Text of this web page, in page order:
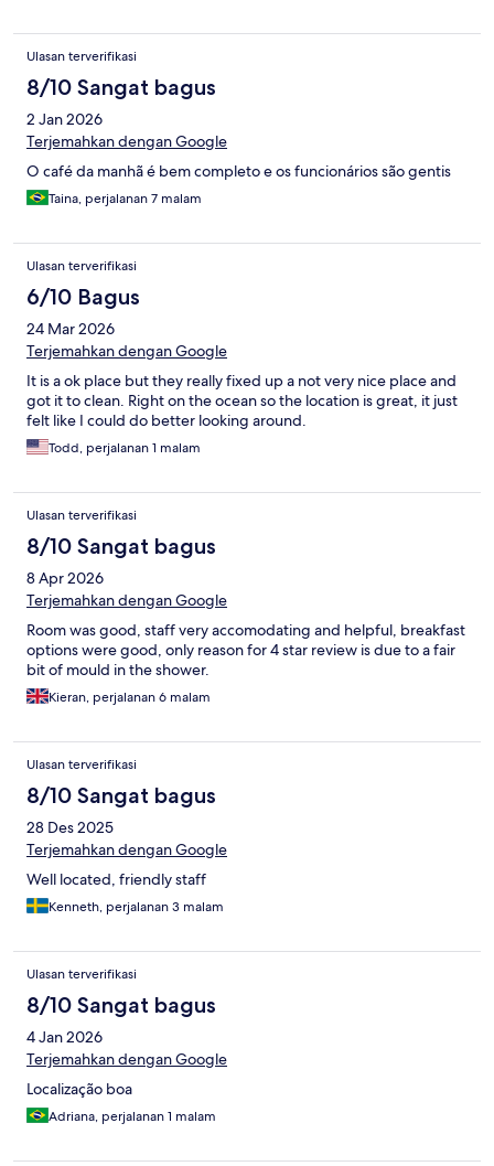
Ulasan terverifikasi
8/10 Sangat bagus
2 Jan 2026
Terjemahkan dengan Google
O café da manhã é bem completo e os funcionários são gentis
Taina, perjalanan 7 malam
Ulasan terverifikasi
6/10 Bagus
24 Mar 2026
Terjemahkan dengan Google
It is a ok place but they really fixed up a not very nice place and
got it to clean. Right on the ocean so the location is great, it just
felt like I could do better looking around.
Todd, perjalanan 1 malam
Ulasan terverifikasi
8/10 Sangat bagus
8 Apr 2026
Terjemahkan dengan Google
Room was good, staff very accomodating and helpful, breakfast
options were good, only reason for 4 star review is due to a fair
bit of mould in the shower.
Kieran, perjalanan 6 malam
Ulasan terverifikasi
8/10 Sangat bagus
28 Des 2025
Terjemahkan dengan Google
Well located, friendly staff
Kenneth, perjalanan 3 malam
Ulasan terverifikasi
8/10 Sangat bagus
4 Jan 2026
Terjemahkan dengan Google
Localização boa
Adriana, perjalanan 1 malam